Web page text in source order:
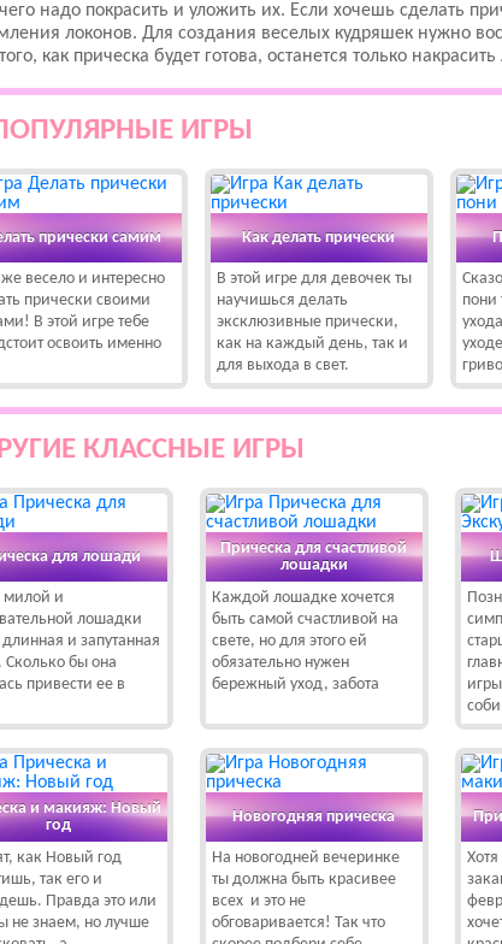
надо покрасить и уложить их. Если хочешь сделать
локонов. Для создания веселых кудряшек нужно
как прическа будет готова, останется только
ИГРЫ
прически самим
весело и интересно
прически своими
В этой игре тебе
освоить именно
Как делать прически
В этой игре для девочек ты
научишься делать
эксклюзивные прически,
как на каждый день, так и
для выхода в свет.
пони
КЛАССНЫЕ ИГРЫ
для лошади
милой и
лошадки
и запутанная
Сколько бы она
привести ее в
Прическа для счастливой
лошадки
Каждой лошадке хочется
быть самой счастливой на
свете, но для этого ей
обязательно нужен
бережный уход, забота
и макияж: Новый
год
как Новый год
так его и
Правда это или
не знаем, но лучше
Новогодняя прическа
На новогодней вечеринке
ты должна быть красивее
всех и это не
обговаривается! Так что